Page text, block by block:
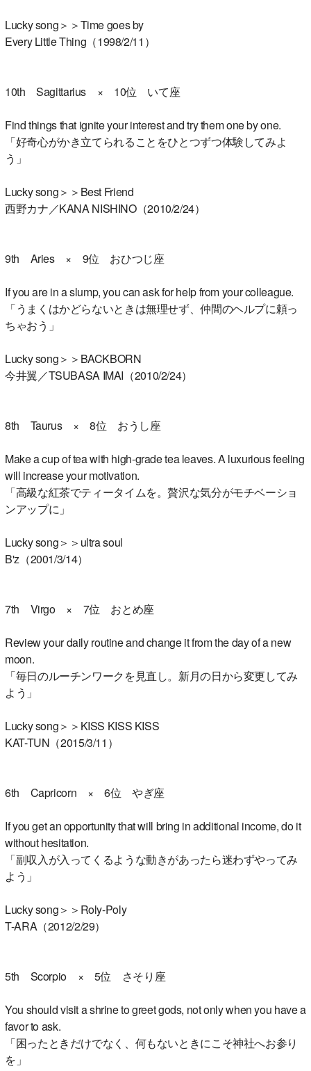
Lucky song＞＞Time goes by
Every Little Thing（1998/2/11）
10th Sagittarius × 10位 いて座
Find things that ignite your interest and try them one by one.
「好奇心がかき立てられることをひとつずつ体験してみよ
う」
Lucky song＞＞Best Friend
西野カナ／KANA NISHINO（2010/2/24）
9th Aries × 9位 おひつじ座
If you are in a slump, you can ask for help from your colleague.
「うまくはかどらないときは無理せず、仲間のヘルプに頼っ
ちゃおう」
Lucky song＞＞BACKBORN
今井翼／TSUBASA IMAI（2010/2/24）
8th Taurus × 8位 おうし座
Make a cup of tea with high-grade tea leaves. A luxurious feeling
will increase your motivation.
「高級な紅茶でティータイムを。贅沢な気分がモチベーショ
ンアップに」
Lucky song＞＞ultra soul
B'z（2001/3/14）
7th Virgo × 7位 おとめ座
Review your daily routine and change it from the day of a new
moon.
「毎日のルーチンワークを見直し。新月の日から変更してみ
よう」
Lucky song＞＞KISS KISS KISS
KAT-TUN（2015/3/11）
6th Capricorn × 6位 やぎ座
If you get an opportunity that will bring in additional income, do it
without hesitation.
「副収入が入ってくるような動きがあったら迷わずやってみ
よう」
Lucky song＞＞Roly-Poly
T-ARA（2012/2/29）
5th Scorpio × 5位 さそり座
You should visit a shrine to greet gods, not only when you have a
favor to ask.
「困ったときだけでなく、何もないときにこそ神社へお参り
を」